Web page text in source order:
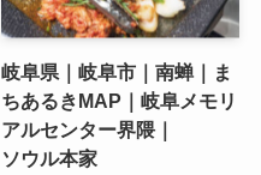
岐阜県｜岐阜市｜南蝉｜ま
ちあるきMAP｜岐阜メモリ
アルセンター界隈｜
ソウル本家